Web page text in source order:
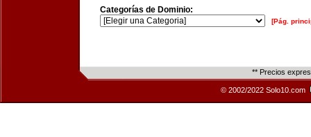
Categorías de Dominio:
[Pág.
** Precios
© 2002/2022 Solo10.com